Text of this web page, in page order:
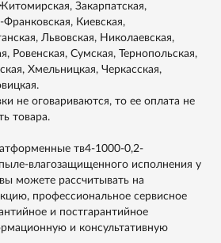
Закарпатская,
Киевская,
Львовская, Николаевская,
Ровенская, Сумская, Тернопольская,
Хмельницкая, Черкасская,
не оговариваются, то ее оплата не
товара.
тв4-1000-0,2-
влагозащищенного исполнения у
можете рассчитывать на
профессиональное сервисное
и постгарантийное
и консультативную